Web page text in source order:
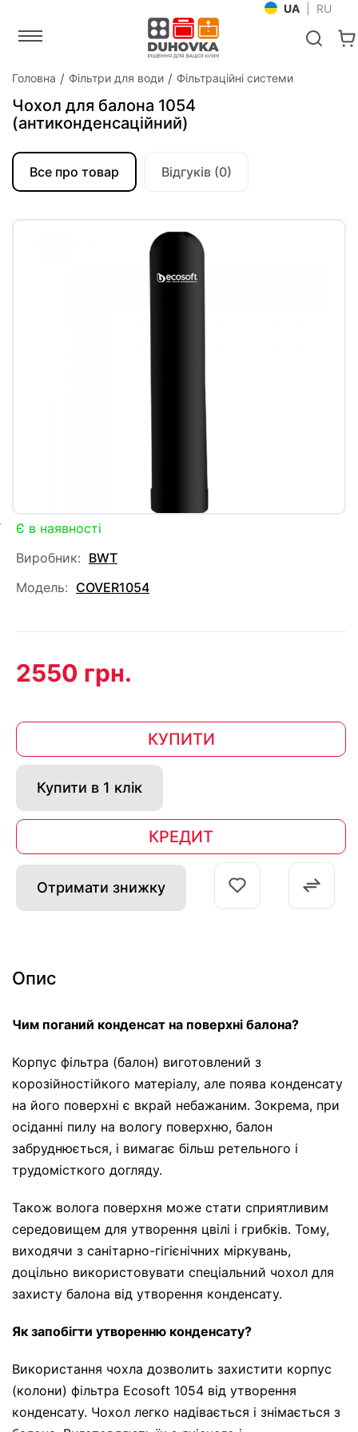
UA RU
Головна Фільтри для води Фільтраційні системи
Чохол для балона 1054
(антиконденсаційний)
Все про товар Відгуків (0)
Є в наявності
Виробник: BWT
Модель: COVER1054
2550 грн.
КУПИТИ
Купити в 1 клік
КРЕДИТ
Отримати знижку
Опис
Чим поганий конденсат на поверхні балона?
Корпус фільтра (балон) виготовлений з
корозійностійкого матеріалу, але поява конденсату
на його поверхні є вкрай небажаним. Зокрема, при
осіданні пилу на вологу поверхню, балон
забруднюється, і вимагає більш ретельного і
трудомісткого догляду.
Також волога поверхня може стати сприятливим
середовищем для утворення цвілі і грибків. Тому,
виходячи з санітарно-гігієнічних міркувань,
доцільно використовувати спеціальний чохол для
захисту балона від утворення конденсату.
Як запобігти утворенню конденсату?
Використання чохла дозволить захистити корпус
(колони) фільтра Ecosoft 1054 від утворення
конденсату. Чохол легко надівається і знімається з